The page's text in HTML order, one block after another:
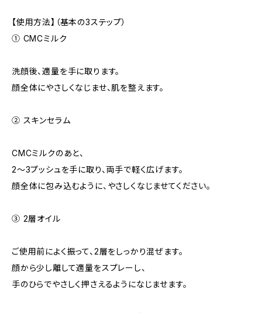
【使用方法】（基本の3ステップ）
① CMCミルク
洗顔後、適量を手に取ります。
顔全体にやさしくなじませ、肌を整えます。
② スキンセラム
CMCミルクのあと、
2～3プッシュを手に取り、両手で軽く広げます。
顔全体に包み込むように、やさしくなじませてください。
③ 2層オイル
ご使用前によく振って、2層をしっかり混ぜます。
顔から少し離して適量をスプレーし、
手のひらでやさしく押さえるようになじませます。